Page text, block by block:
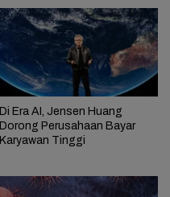
Di Era AI, Jensen Huang
Dorong Perusahaan Bayar
Karyawan Tinggi